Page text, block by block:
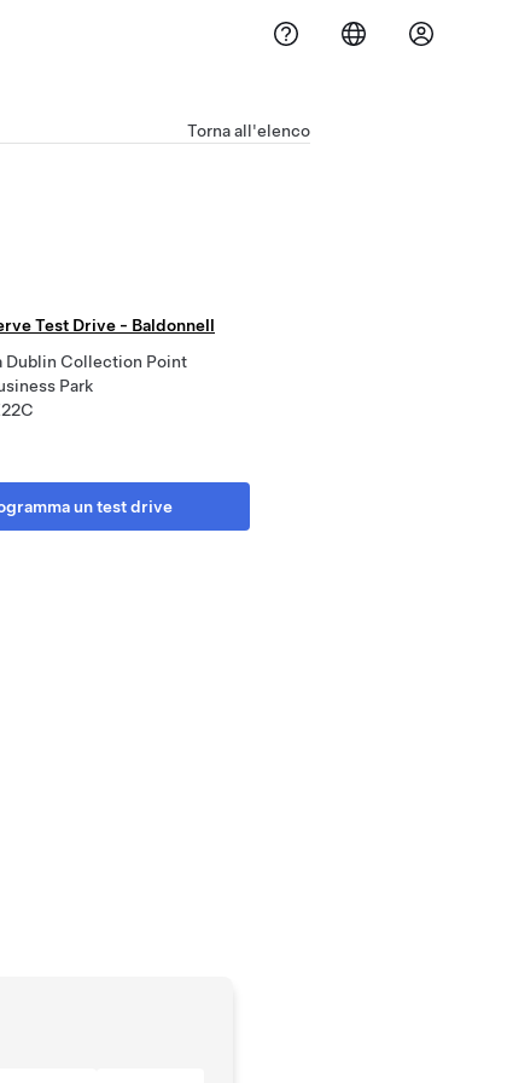
Torna all'elenco
Test Drive - Baldonnell
Dublin Collection Point
Park
un test drive